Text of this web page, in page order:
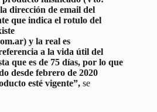
dirección de email del
que indica el rotulo del
y la real es
a la vida útil del
que es de 75 días, por lo que
desde febrero de 2020
esté vigente”, se